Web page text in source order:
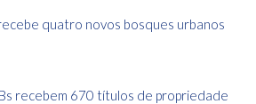
quatro novos bosques urbanos
recebem 670 títulos de propriedade